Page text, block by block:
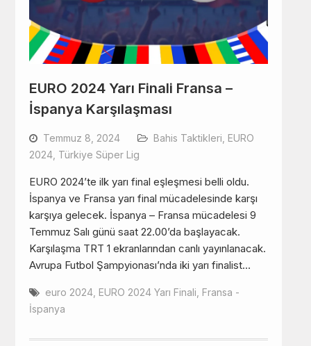
EURO 2024 Yarı Finali Fransa –
İspanya Karşılaşması
Temmuz 8, 2024 Bahis Taktikleri EURO
2024, Türkiye Süper Lig
EURO 2024’te ilk yarı final eşleşmesi belli oldu.
İspanya ve Fransa yarı final mücadelesinde karşı
karşıya gelecek. İspanya – Fransa mücadelesi 9
Temmuz Salı günü saat 22.00’da başlayacak.
Karşılaşma TRT 1 ekranlarından canlı yayınlanacak.
Avrupa Futbol Şampyionası’nda iki yarı finalist…
euro 2024, EURO 2024 Yarı Finali Fransa -
İspanya